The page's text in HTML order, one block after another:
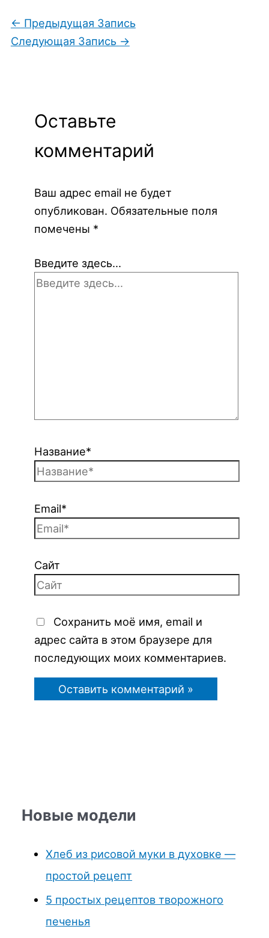
← Предыдущая Запись
Следующая Запись →
Оставьте
комментарий
Ваш адрес email не будет
опубликован. Обязательные поля
помечены *
Введите здесь...
Название*
Email*
Сайт
Сохранить моё имя, email и
адрес сайта в этом браузере для
последующих моих комментариев.
Новые модели
Хлеб из рисовой муки в духовке —
простой рецепт
5 простых рецептов творожного
печенья